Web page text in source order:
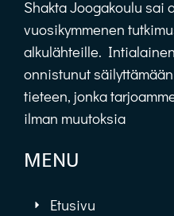
Shakta Joogakoulu sai
vuosikymmenen
alkulähteille.
onnistunut
tieteen, jonka
ilman muutoksia
MENU
Etusivu